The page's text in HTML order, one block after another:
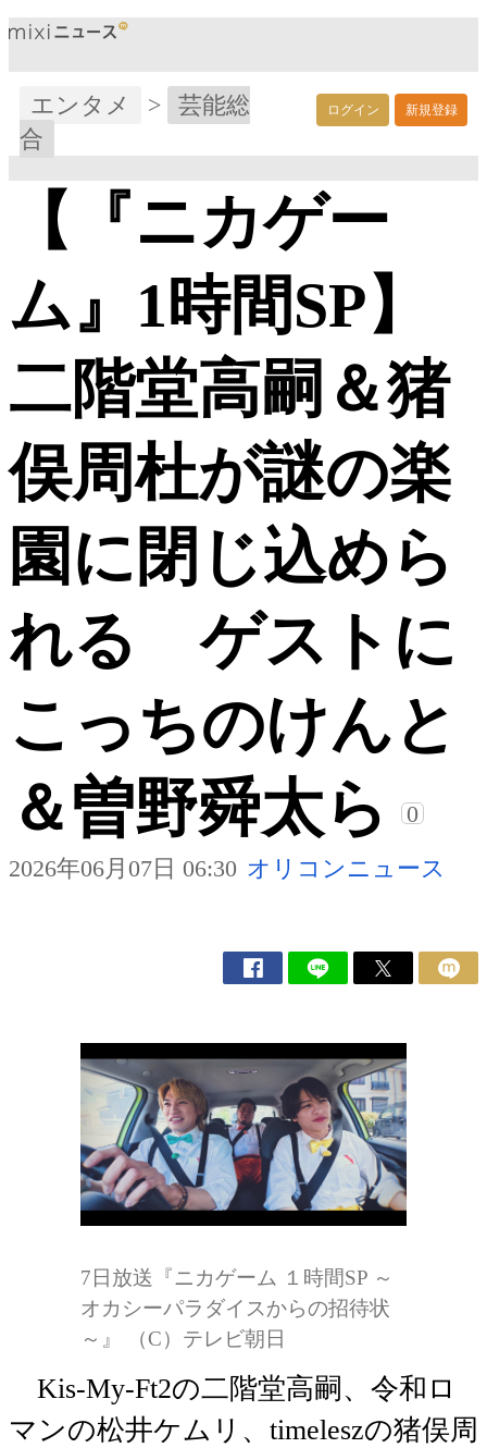
ログイン 新規登録
エンタメ >
芸能総
合
【『ニカゲー
ム』1時間SP】
二階堂高嗣＆猪
俣周杜が謎の楽
園に閉じ込めら
れる ゲストに
こっちのけんと
＆曽野舜太ら
0
2026年06月07日 06:30 オリコンニュース
7日放送『ニカゲーム １時間SP ～
オカシーパラダイスからの招待状
～』 （C）テレビ朝日
Kis-My-Ft2の二階堂高嗣、令和ロ
マンの松井ケムリ、timeleszの猪俣周